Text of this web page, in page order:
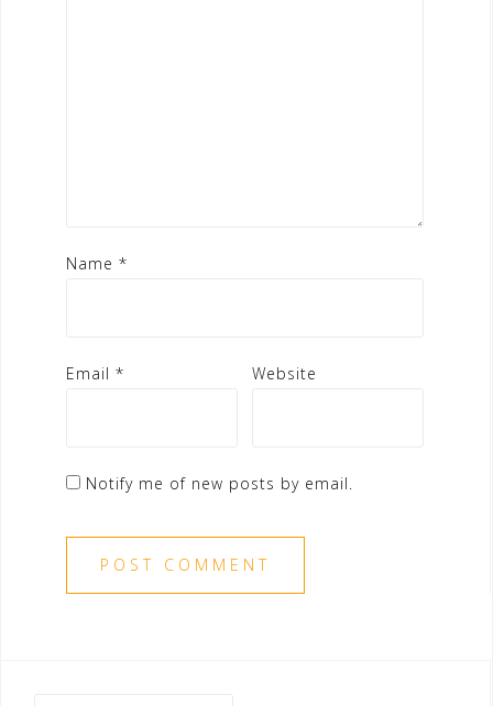
Name *
Email * Website
Notify me of new posts by email.